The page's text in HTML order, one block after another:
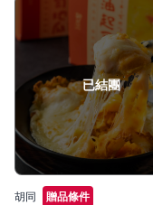
已結團
點我收藏
胡同 贈品條件